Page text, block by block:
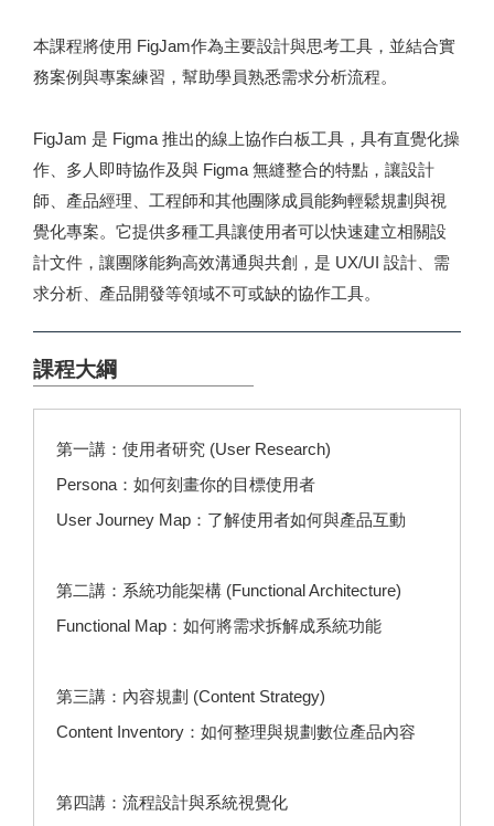
本課程將使用 FigJam作為主要設計與思考工具，並結合實
務案例與專案練習，幫助學員熟悉需求分析流程。
FigJam 是 Figma 推出的線上協作白板工具，具有直覺化操
作、多人即時協作及與 Figma 無縫整合的特點，讓設計
師、產品經理、工程師和其他團隊成員能夠輕鬆規劃與視
覺化專案。它提供多種工具讓使用者可以快速建立相關設
計文件，讓團隊能夠高效溝通與共創，是 UX/UI 設計、需
求分析、產品開發等領域不可或缺的協作工具。
課程大綱
第一講：使用者研究 (User Research)
Persona：如何刻畫你的目標使用者
User Journey Map：了解使用者如何與產品互動
第二講：系統功能架構 (Functional Architecture)
Functional Map：如何將需求拆解成系統功能
第三講：內容規劃 (Content Strategy)
Content Inventory：如何整理與規劃數位產品內容
第四講：流程設計與系統視覺化